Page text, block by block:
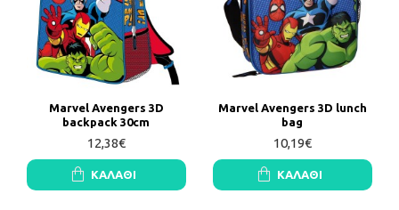
Marvel Avengers 3D
backpack 30cm
12,38€
ΚΑΛΆΘΙ
Marvel Avengers 3D lunch
bag
10,19€
ΚΑΛΆΘΙ